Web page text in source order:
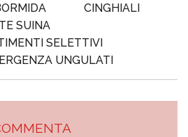
CINGHIALI
SUINA
SELETTIVI
UNGULATI